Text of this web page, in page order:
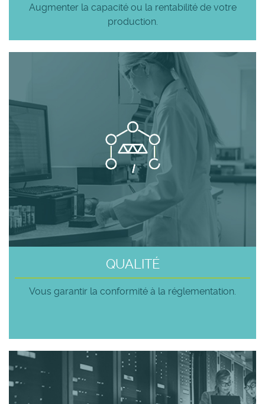
Augmenter la capacité ou la rentabilité de votre
production.
QUALITÉ
Vous garantir la conformité à la réglementation.